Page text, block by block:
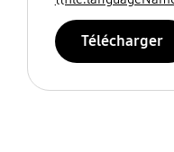
Télécharger